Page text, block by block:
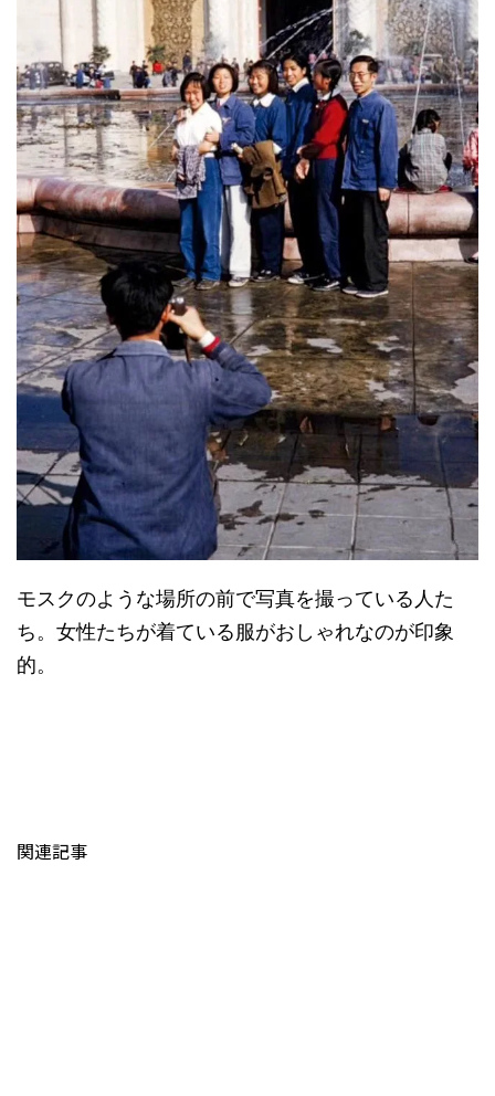
モスクのような場所の前で写真を撮っている人た
ち。女性たちが着ている服がおしゃれなのが印象
的。
関連記事